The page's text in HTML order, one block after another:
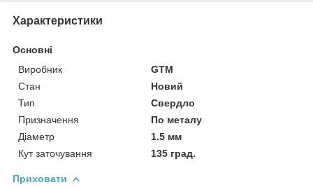
Характеристики
Основні
Виробник
GTM
Стан
Новий
Тип
Свердло
Призначення
По металу
Діаметр
1.5 мм
Кут заточування
135 град.
Приховати